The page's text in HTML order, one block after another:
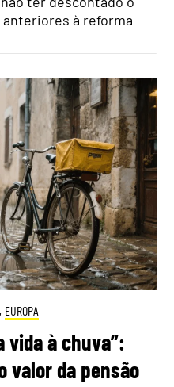
à reforma
, EUROPA
vida à chuva”:
valor da pensão